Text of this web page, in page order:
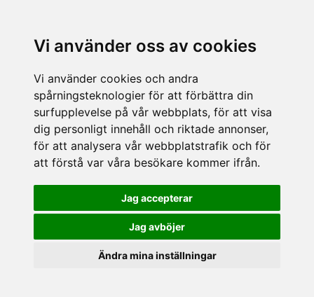
Vi använder oss av cookies
Vi använder cookies och andra
spårningsteknologier för att förbättra din
surfupplevelse på vår webbplats, för att visa
dig personligt innehåll och riktade annonser,
för att analysera vår webbplatstrafik och för
att förstå var våra besökare kommer ifrån.
Jag accepterar
Jag avböjer
Ändra mina inställningar